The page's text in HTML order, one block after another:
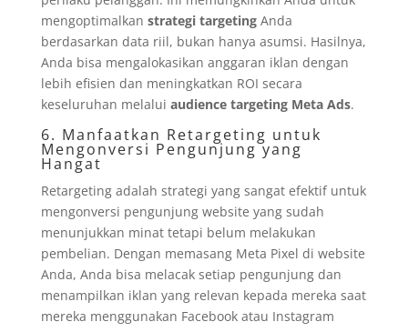
mengoptimalkan strategi targetingAnda
berdasarkan data riil, bukan hanya asumsi. Hasilnya,
Anda bisa mengalokasikan anggaran iklan dengan
lebih efisien dan meningkatkan ROI secara
keseluruhan melalui audience targeting Meta Ads.
6. Manfaatkan Retargeting untuk
Mengonversi Pengunjung yang
Hangat
Retargeting adalah strategi yang sangat efektif untuk
mengonversi pengunjung website yang sudah
menunjukkan minat tetapi belum melakukan
pembelian. Dengan memasang Meta Pixel di website
Anda, Anda bisa melacak setiap pengunjung dan
menampilkan iklan yang relevan kepada mereka saat
mereka menggunakan Facebook atau Instagram